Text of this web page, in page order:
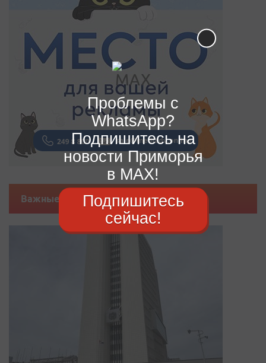
Важные новости
Проблемы с
WhatsApp?
Подпишитесь на
новости Приморья
в MAX!
Подпишитесь
сейчас!